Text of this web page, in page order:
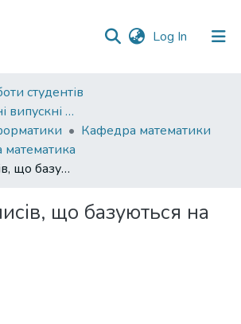
Log In (current)
студентів
Кваліфікаційні випускні роботи здобувачів вищої освіти бакалаврських програм
Кафедра математики
Схеми підписів, що базуються на решітках
що базуються на